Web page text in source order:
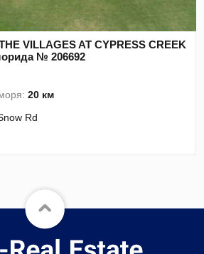
VILLAGES AT CYPRESS CREEK
№ 206692
20 км
Rd